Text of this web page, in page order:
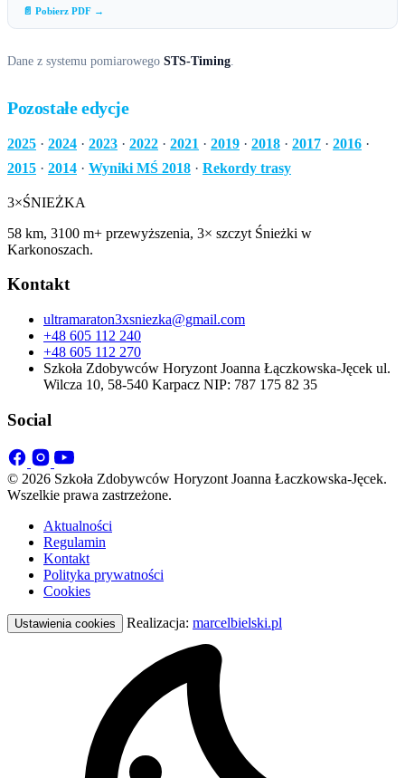
📄 Pobierz PDF →
Dane z systemu pomiarowego STS-Timing.
Pozostałe edycje
2025 · 2024 · 2023 · 2022 · 2021 · 2019 · 2018 · 2017 · 2016 ·
2015 · 2014 · Wyniki MŚ 2018 · Rekordy trasy
3×ŚNIEŻKA
58 km, 3100 m+ przewyższenia, 3× szczyt Śnieżki w
Karkonoszach.
Kontakt
ultramaraton3xsniezka@gmail.com
+48 605 112 240
+48 605 112 270
Szkoła Zdobywców Horyzont Joanna Łączkowska-Jęcek ul.
Wilcza 10, 58-540 Karpacz NIP: 787 175 82 35
Social
© 2026 Szkoła Zdobywców Horyzont Joanna Łaczkowska-Jęcek.
Wszelkie prawa zastrzeżone.
Aktualności
Regulamin
Kontakt
Polityka prywatności
Cookies
Ustawienia cookies Realizacja: marcelbielski.pl